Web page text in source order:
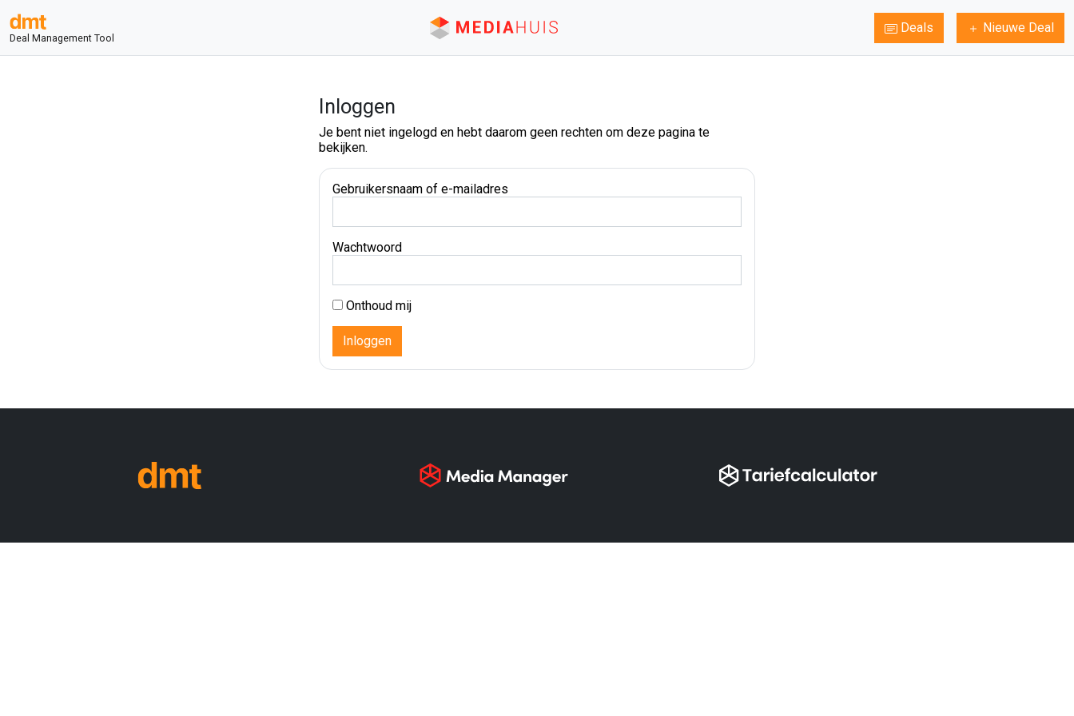
Deal Management Tool
Deals Nieuwe Deal
Inloggen
Je bent niet ingelogd en hebt daarom geen rechten om deze pagina te
bekijken.
Gebruikersnaam of e-mailadres
Wachtwoord
Onthoud mij